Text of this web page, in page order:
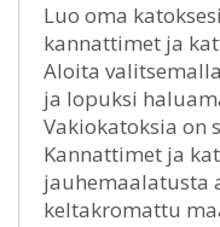
Luo oma
kannattimet ja
Aloita
ja lopuksi
Vakiokatoksia on
Kannattimet ja
jauhemaalatusta
keltakromattu